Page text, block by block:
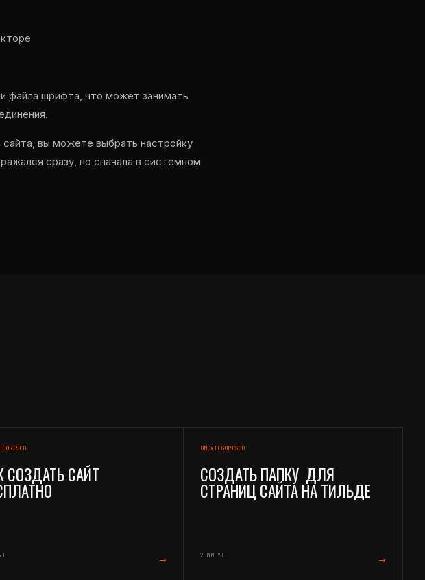
файла шрифта, что может занимать
вы можете выбрать настройку
сразу, но сначала в системном
СОЗДАТЬ САЙТ
→
UNCATEGORISED
СОЗДАТЬ ПАПКУ ДЛЯ
СТРАНИЦ САЙТА НА ТИЛЬДЕ
2 МИНУТ →